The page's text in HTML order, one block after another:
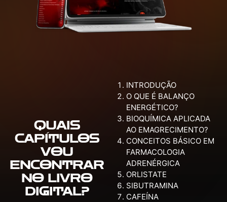
QUAIS
CAPÍTULOS
VOU
ENCONTRAR
NO LIVRO
DIGITAL?
INTRODUÇÃO
O QUE É BALANÇO
ENERGÉTICO?
BIOQUÍMICA APLICADA
AO EMAGRECIMENTO?
CONCEITOS BÁSICO EM
FARMACOLOGIA
ADRENÉRGICA
ORLISTATE
SIBUTRAMINA
CAFEÍNA